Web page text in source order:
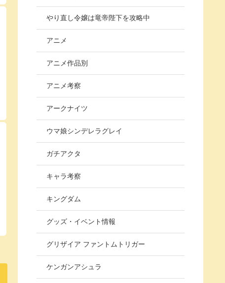
やり直し令嬢は竜帝陛下を攻略中
アニメ
アニメ作品別
アニメ考察
アークナイツ
ウマ娘シンデレラグレイ
ガチアクタ
キャラ考察
キングダム
グッズ・イベント情報
グリザイア ファントムトリガー
ケンガンアシュラ